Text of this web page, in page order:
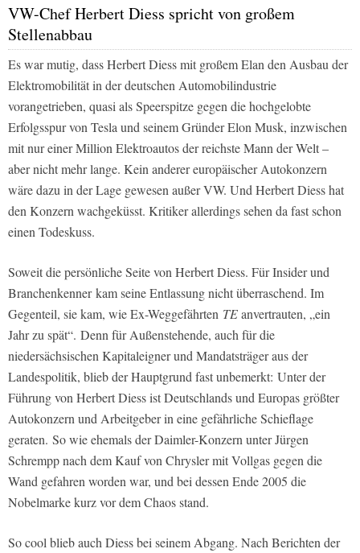
VW-Chef Herbert Diess spricht von großem
Stellenabbau
Es war mutig, dass Herbert Diess mit großem Elan den Ausbau der
Elektromobilität in der deutschen Automobilindustrie
vorangetrieben, quasi als Speerspitze gegen die hochgelobte
Erfolgsspur von Tesla und seinem Gründer Elon Musk, inzwischen
mit nur einer Million Elektroautos der reichste Mann der Welt –
aber nicht mehr lange. Kein anderer europäischer Autokonzern
wäre dazu in der Lage gewesen außer VW. Und Herbert Diess hat
den Konzern wachgeküsst. Kritiker allerdings sehen da fast schon
einen Todeskuss.
Soweit die persönliche Seite von Herbert Diess. Für Insider und
Branchenkenner kam seine Entlassung nicht überraschend. Im
Gegenteil, sie kam, wie Ex-Weggefährten TEanvertrauten, „ein
Jahr zu spät“. Denn für Außenstehende, auch für die
niedersächsischen Kapitaleigner und Mandatsträger aus der
Landespolitik, blieb der Hauptgrund fast unbemerkt: Unter der
Führung von Herbert Diess ist Deutschlands und Europas größter
Autokonzern und Arbeitgeber in eine gefährliche Schieflage
geraten. So wie ehemals der Daimler-Konzern unter Jürgen
Schrempp nach dem Kauf von Chrysler mit Vollgas gegen die
Wand gefahren worden war, und bei dessen Ende 2005 die
Nobelmarke kurz vor dem Chaos stand.
So cool blieb auch Diess bei seinem Abgang. Nach Berichten der